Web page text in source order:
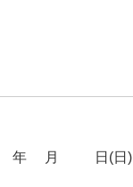
2月22日(日)